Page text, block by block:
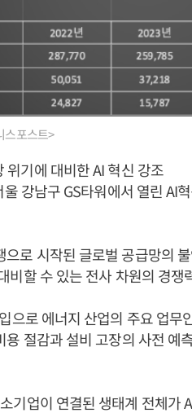
스포스트>
기에 대비한 AI 혁신 강조
강남구 GS타워에서 열린 AI
으로 시작된 글로벌 공급망의
비할 수 있는 전사 차원의 경
으로 에너지 산업의 주요 업
용 절감과 설비 고장의 사전 예
기업이 연결된 생태계 전체가